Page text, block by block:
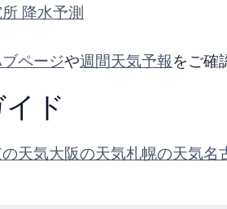
降水予測
ページや週間天気予報をご確
ド
天気大阪の天気札幌の天気名